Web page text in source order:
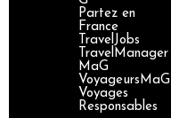
Partez en
France
TravelJobs
TravelManager
MaG
VoyageursMaG
Voyages
Responsables